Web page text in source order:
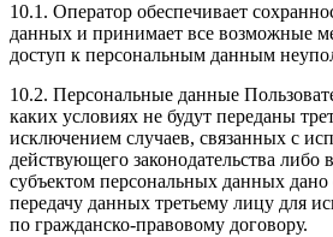
10.1. Оператор обеспечивает
данных и принимает все возможные
доступ к персональным данным
10.2. Персональные данные
каких условиях не будут переданы
исключением случаев, связанных с
действующего законодательства либо
субъектом персональных данных дано
передачу данных третьему лицу для
по гражданско-правовому договору.